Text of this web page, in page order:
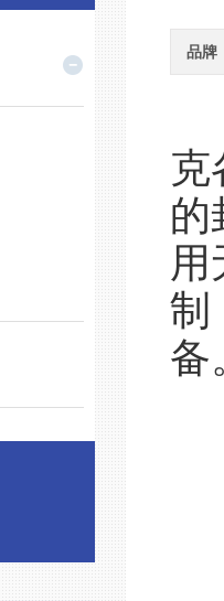
品牌
克
的
用
制
备